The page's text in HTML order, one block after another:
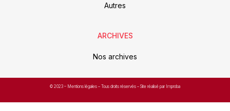
Autres
ARCHIVES
Nos archives
© 2023 – Mentions légales – Tous droits réservés – Site réalisé par Improba